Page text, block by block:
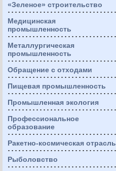
«Зеленое» строительство
Медицинская
промышленность
Металлургическая
промышленность
Обращение с отходами
Пищевая промышленность
Промышленная экология
Профессиональное
образование
Ракетно-космическая отрасль
Рыболовство